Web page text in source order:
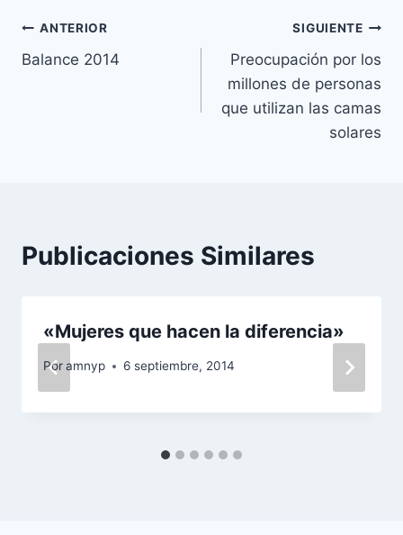
Navegación
de
ANTERIOR
Balance 2014
SIGUIENTE
Preocupación por los
millones de personas
que utilizan las camas
solares
Publicaciones Similares
«Mujeres que hacen la diferencia»
Poramnyp 6 septiembre, 2014